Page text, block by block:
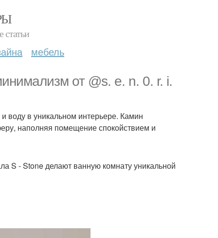
статьи
мебель
от @s. e. n. 0. r. i.
воду в уникальном интерьере. Камин
наполняя помещение спокойствием и
S - Stone делают ванную комнату уникальной